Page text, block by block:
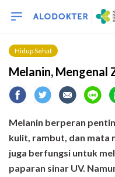
Hidup Sehat
Melanin, Mengenal
Melanin berperan
kulit, rambut, dan mata
juga berfungsi untuk
paparan sinar UV.